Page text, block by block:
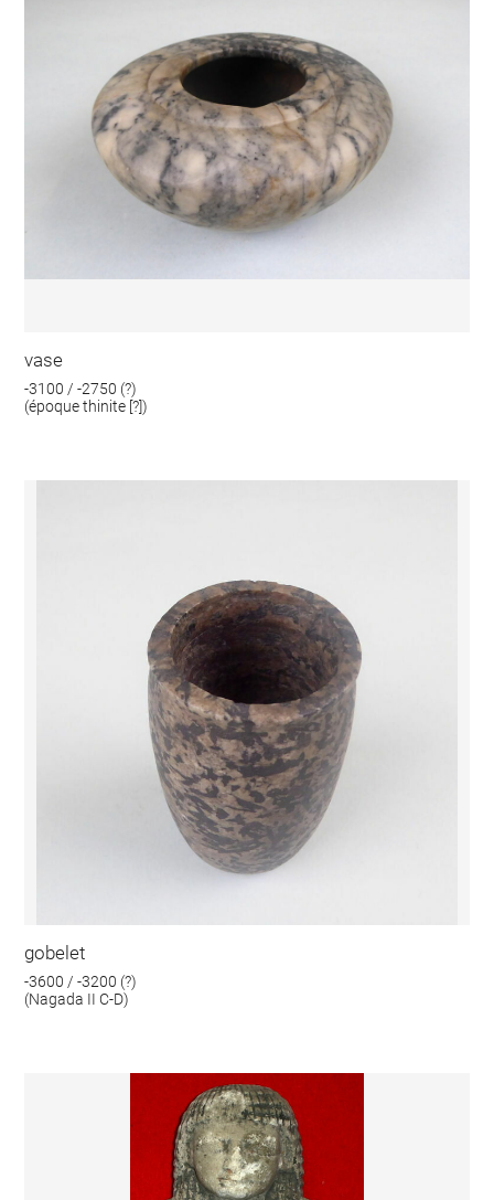
vase
-3100 / -2750 (?)
(époque thinite [?])
gobelet
-3600 / -3200 (?)
(Nagada II C-D)